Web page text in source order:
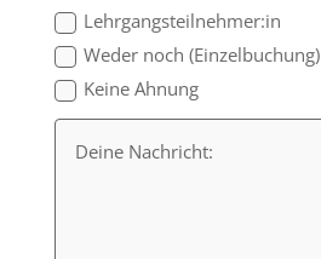
Lehrgangsteilnehmer:in
Weder noch (Einzel­bu­chung)
Keine Ahnung